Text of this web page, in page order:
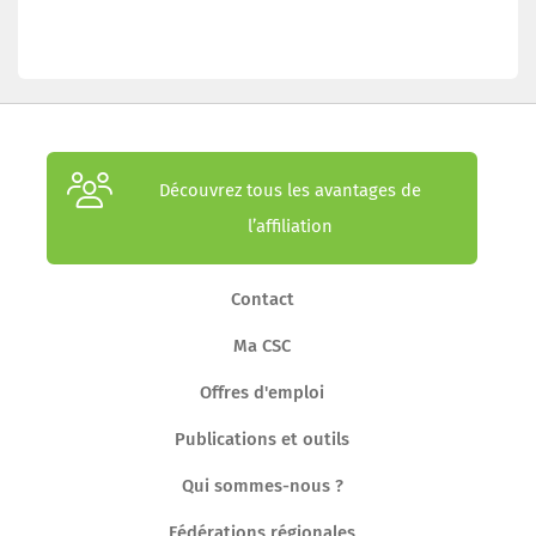
Découvrez tous les avantages de
l’affiliation
Contact
Ma CSC
Offres d'emploi
Publications et outils
Qui sommes-nous ?